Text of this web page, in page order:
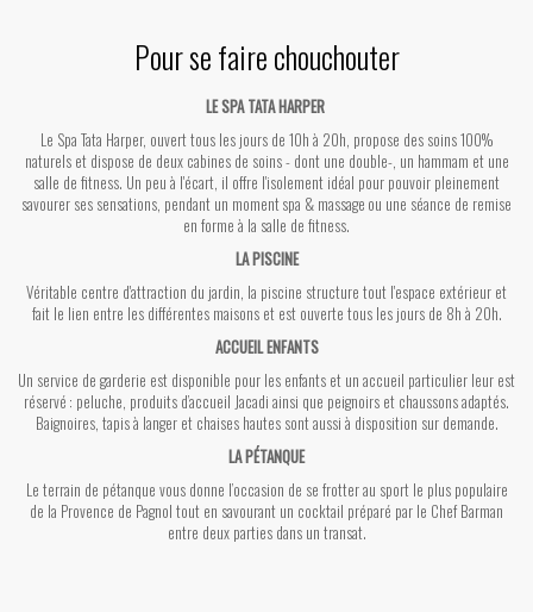
Pour se faire chouchouter
LE SPA TATA HARPER
Le Spa Tata Harper, ouvert tous les jours de 10h à 20h, propose des soins 100%
naturels et dispose de deux cabines de soins - dont une double-, un hammam et une
salle de fitness. Un peu à l'écart, il offre l'isolement idéal pour pouvoir pleinement
savourer ses sensations, pendant un moment spa & massage ou une séance de remise
en forme à la salle de fitness.
LA PISCINE
Véritable centre d'attraction du jardin, la piscine structure tout l'espace extérieur et
fait le lien entre les différentes maisons et est ouverte tous les jours de 8h à 20h.
ACCUEIL ENFANTS
Un service de garderie est disponible pour les enfants et un accueil particulier leur est
réservé : peluche, produits d’accueil Jacadi ainsi que peignoirs et chaussons adaptés.
Baignoires, tapis à langer et chaises hautes sont aussi à disposition sur demande.
LA PÉTANQUE
Le terrain de pétanque vous donne l’occasion de se frotter au sport le plus populaire
de la Provence de Pagnol tout en savourant un cocktail préparé par le Chef Barman
entre deux parties dans un transat.